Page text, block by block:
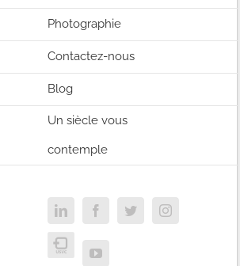
Photographie
Contactez-nous
Blog
Un siècle vous
contemple
LinkedInFacebookTwitterInstagram
USVC
YouTube